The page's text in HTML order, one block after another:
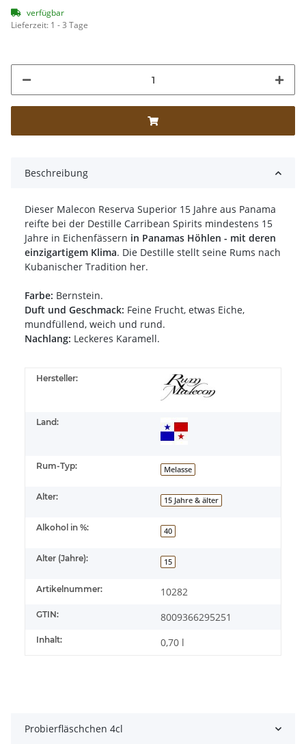
verfügbar
Lieferzeit: 1 - 3 Tage
Beschreibung
Dieser Malecon Reserva Superior 15 Jahre aus Panama
reifte bei der Destille Carribean Spirits mindestens 15
Jahre in Eichenfässern in Panamas Höhlen - mit deren
einzigartigem Klima. Die Destille stellt seine Rums nach
Kubanischer Tradition her.
Farbe: Bernstein.
Duft und Geschmack: Feine Frucht, etwas Eiche,
mundfüllend, weich und rund.
Nachlang: Leckeres Karamell.
Hersteller:
Land:
Rum-Typ: Melasse
Alter: 15 Jahre & älter
Alkohol in %: 40
Alter (Jahre): 15
Artikelnummer: 10282
GTIN: 8009366295251
Inhalt: 0,70 l
Probierfläschchen 4cl